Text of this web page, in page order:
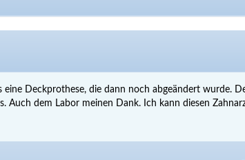
Deckprothese, die dann noch abgeändert wurde.
Auch dem Labor meinen Dank. Ich kann diesen